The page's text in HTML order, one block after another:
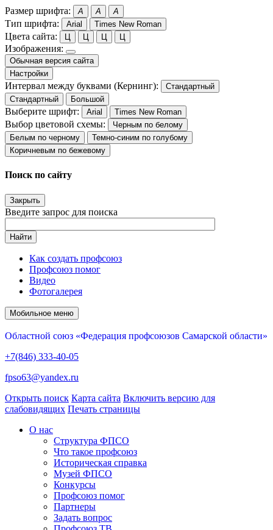
Размер шрифта: A A A
Тип шрифта: Arial Times New Roman
Цвета сайта: Ц Ц Ц Ц
Изображения:
Обычная версия сайта
Настройки
Интервал между буквами (Кернинг):
Стандартный
Стандартный
Большой
Выберите шрифт: Arial Times New Roman
Выбор цветовой схемы:
Черным по белому
Белым по черному
Темно-синим по голубому
Коричневым по бежевому
Поиск по сайту
Закрыть
Введите запрос для поиска
Найти
Как создать профсоюз
Профсоюз помог
Видео
Фотогалерея
Мобильное меню
Областной союз «Федерация профсоюзов Самарской области»
+7(846) 333-40-05
fpso63@yandex.ru
Открыть поиск Карта сайта Включить версию для
слабовидящих Печать страницы
О нас
Структура ФПСО
Что такое профсоюз
Историческая справка
Музей ФПСО
Конкурсы
Профсоюз помог
Партнеры
Задать вопрос